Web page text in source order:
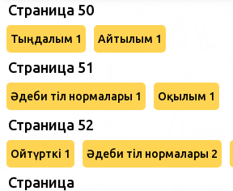
Страница 50
Тыңдалым 1 Айтылым 1
Страница 51
Әдеби тіл нормалары 1 Оқылым 1
Страница 52
Ойтүрткі 1 Әдеби тіл нормалары 2
Страница